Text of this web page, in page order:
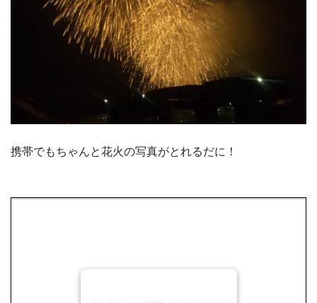
携帯でもちゃんと花火の写真がとれるだに！